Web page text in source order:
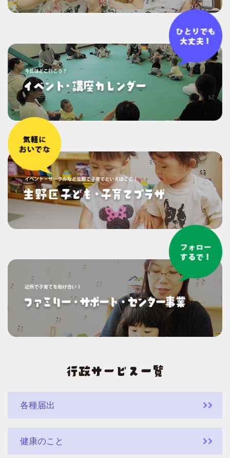
各種届出
健康のこと